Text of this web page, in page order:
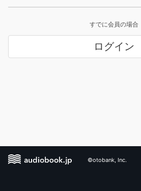
すでに会員の場合
ログイン
©otobank, Inc.